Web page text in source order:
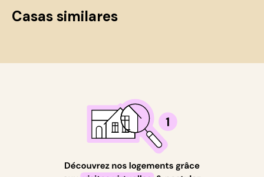
Casas similares